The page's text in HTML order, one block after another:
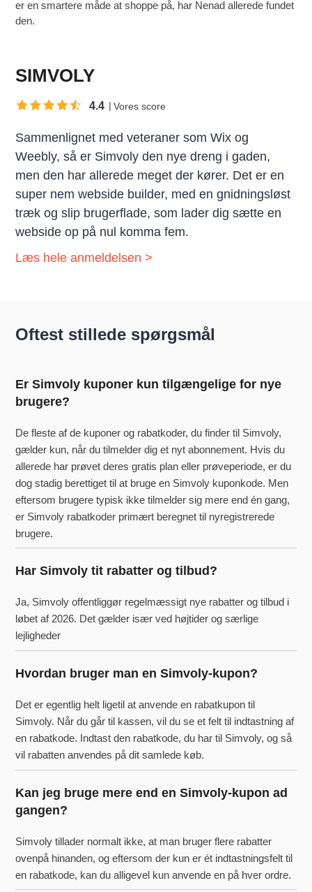
er en smartere måde at shoppe på, har Nenad allerede fundet
den.
SIMVOLY
4.4 Vores score
Sammenlignet med veteraner som Wix og
Weebly, så er Simvoly den nye dreng i gaden,
men den har allerede meget der kører. Det er en
super nem webside builder, med en gnidningsløst
træk og slip brugerflade, som lader dig sætte en
webside op på nul komma fem.
Læs hele anmeldelsen >
Oftest stillede spørgsmål
Er Simvoly kuponer kun tilgængelige for nye
brugere?
De fleste af de kuponer og rabatkoder, du finder til Simvoly,
gælder kun, når du tilmelder dig et nyt abonnement. Hvis du
allerede har prøvet deres gratis plan eller prøveperiode, er du
dog stadig berettiget til at bruge en Simvoly kuponkode. Men
eftersom brugere typisk ikke tilmelder sig mere end én gang,
er Simvoly rabatkoder primært beregnet til nyregistrerede
brugere.
Har Simvoly tit rabatter og tilbud?
Ja, Simvoly offentliggør regelmæssigt nye rabatter og tilbud i
løbet af 2026. Det gælder især ved højtider og særlige
lejligheder
Hvordan bruger man en Simvoly-kupon?
Det er egentlig helt ligetil at anvende en rabatkupon til
Simvoly. Når du går til kassen, vil du se et felt til indtastning af
en rabatkode. Indtast den rabatkode, du har til Simvoly, og så
vil rabatten anvendes på dit samlede køb.
Kan jeg bruge mere end en Simvoly-kupon ad
gangen?
Simvoly tillader normalt ikke, at man bruger flere rabatter
ovenpå hinanden, og eftersom der kun er ét indtastningsfelt til
en rabatkode, kan du alligevel kun anvende en på hver ordre.